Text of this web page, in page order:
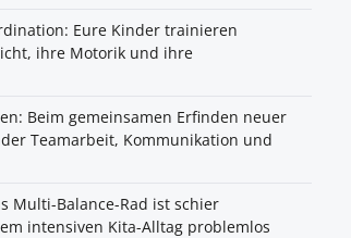
Eure Kinder trainieren
ihre Motorik und ihre
Beim gemeinsamen Erfinden neuer
Teamarbeit, Kommunikation und
Multi-Balance-Rad ist schier
intensiven Kita-Alltag problemlos